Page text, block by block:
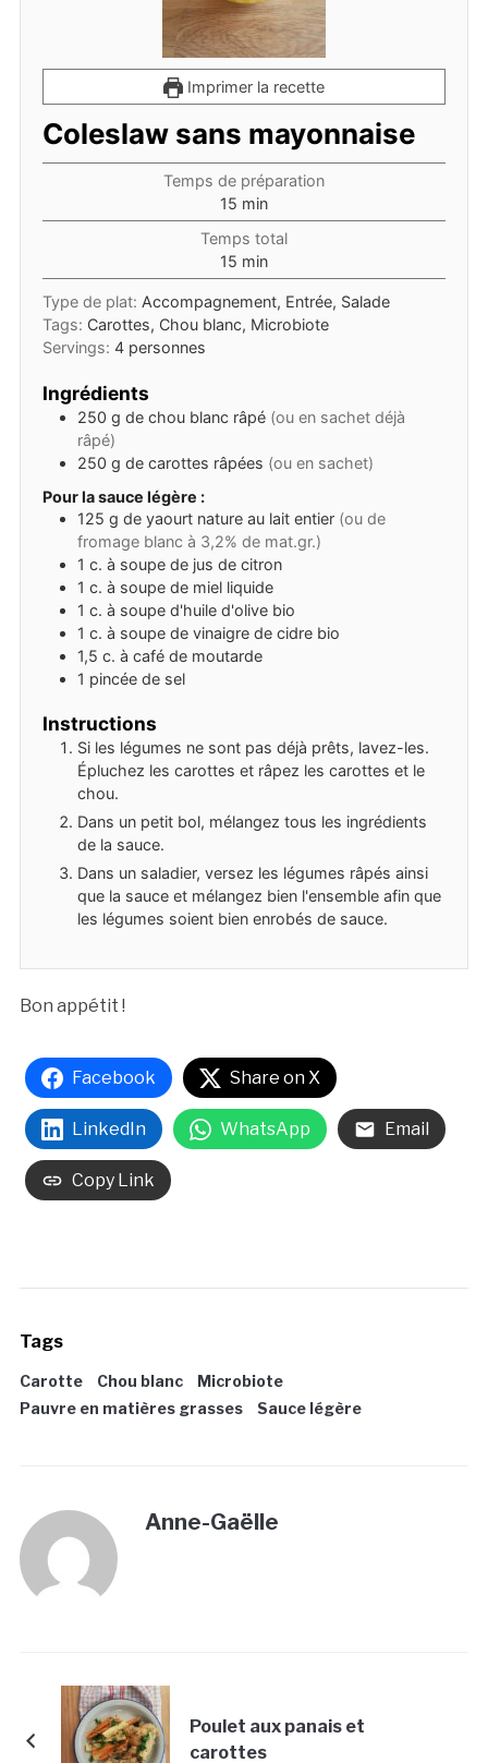
Imprimer la recette
Coleslaw sans mayonnaise
Temps de préparation
15 minutes
min
Temps total
15 minutes
min
Type de plat: Accompagnement, Entrée, Salade
Tags: Carottes, Chou blanc, Microbiote
Servings: 4 personnes
Ingrédients
250 g de chou blanc râpé (ou en sachet déjà
râpé)
250 g de carottes râpées (ou en sachet)
Pour la sauce légère :
125 g de yaourt nature au lait entier (ou de
fromage blanc à 3,2% de mat.gr.)
1 c. à soupe de jus de citron
1 c. à soupe de miel liquide
1 c. à soupe d'huile d'olive bio
1 c. à soupe de vinaigre de cidre bio
1,5 c. à café de moutarde
1 pincée de sel
Instructions
Si les légumes ne sont pas déjà prêts, lavez-les.
Épluchez les carottes et râpez les carottes et le
chou.
Dans un petit bol, mélangez tous les ingrédients
de la sauce.
Dans un saladier, versez les légumes râpés ainsi
que la sauce et mélangez bien l'ensemble afin que
les légumes soient bien enrobés de sauce.
Bon appétit !
Facebook Share on X
LinkedIn WhatsApp Email
Copy Link
Tags
Carotte Chou blanc
Microbiote
Pauvre en matières grasses
Sauce légère
Anne-Gaëlle
Poulet aux panais et
carottes